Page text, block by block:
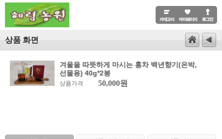
상품 화면
겨울을 따뜻하게 마시는 홍차 백년향기(은박,
선물용) 40g*2봉
상품가격 50,000원